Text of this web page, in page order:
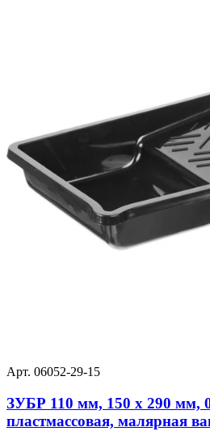
Арт. 06052-29-15
ЗУБР 110 мм, 150 х 290 мм,
пластмассовая, малярная